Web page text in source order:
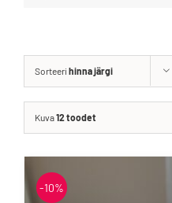
Sorteeri hinna järgi
Kuva12 toodet
-10%